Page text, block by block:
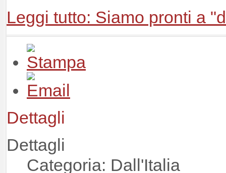
Leggi tutto: Siamo pronti a
Dettagli
Dettagli
Categoria: Dall'Italia